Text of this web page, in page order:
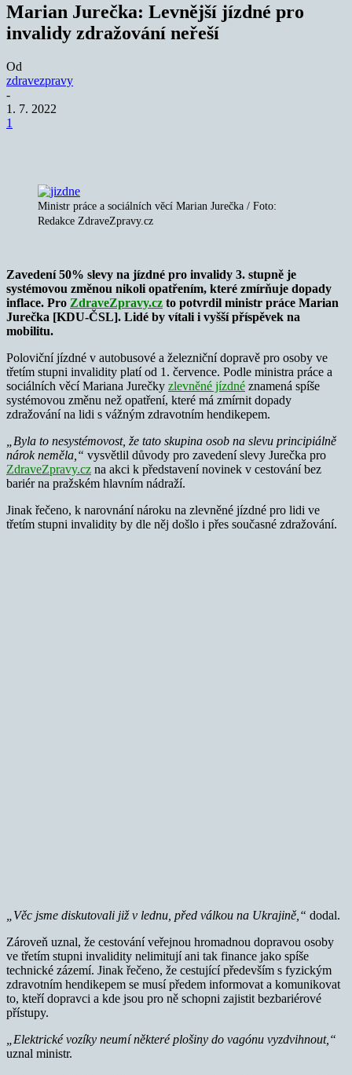
Marian Jurečka: Levnější jízdné pro
invalidy zdražování neřeší
Od
zdravezpravy
-
1. 7. 2022
1
Ministr práce a sociálních věcí Marian Jurečka / Foto:
Redakce ZdraveZpravy.cz
Zavedení 50% slevy na jízdné pro invalidy 3. stupně je
systémovou změnou nikoli opatřením, které zmírňuje dopady
inflace. Pro ZdraveZpravy.cz to potvrdil ministr práce Marian
Jurečka [KDU-ČSL]. Lidé by vítali i vyšší příspěvek na
mobilitu.
Poloviční jízdné v autobusové a železniční dopravě pro osoby ve
třetím stupni invalidity platí od 1. července. Podle ministra práce a
sociálních věcí Mariana Jurečky zlevněné jízdné znamená spíše
systémovou změnu než opatření, které má zmírnit dopady
zdražování na lidi s vážným zdravotním hendikepem.
„Byla to nesystémovost, že tato skupina osob na slevu principiálně
nárok neměla,“ vysvětlil důvody pro zavedení slevy Jurečka pro
ZdraveZpravy.cz na akci k představení novinek v cestování bez
bariér na pražském hlavním nádraží.
Jinak řečeno, k narovnání nároku na zlevněné jízdné pro lidi ve
třetím stupni invalidity by dle něj došlo i přes současné zdražování.
„Věc jsme diskutovali již v lednu, před válkou na Ukrajině,“ dodal.
Zároveň uznal, že cestování veřejnou hromadnou dopravou osoby
ve třetím stupni invalidity nelimitují ani tak finance jako spíše
technické zázemí. Jinak řečeno, že cestující především s fyzickým
zdravotním hendikepem se musí předem informovat a komunikovat
to, kteří dopravci a kde jsou pro ně schopni zajistit bezbariérové
přístupy.
„Elektrické vozíky neumí některé plošiny do vagónu vyzdvihnout,“
uznal ministr.